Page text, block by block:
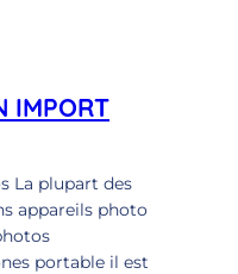
IMPORT
La plupart des
appareils photo
portable il est